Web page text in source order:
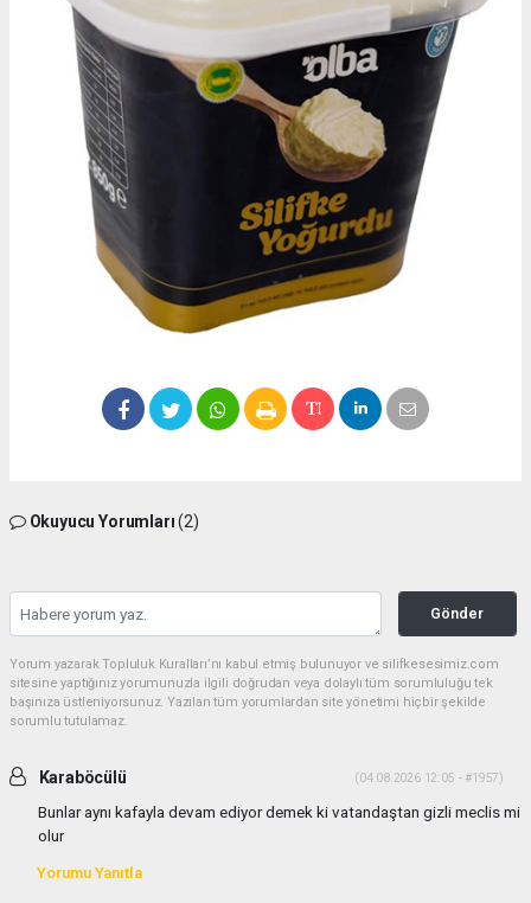
Okuyucu Yorumları(2)
Gönder
Yorum yazarak Topluluk Kuralları’nı kabul etmiş bulunuyor ve silifkesesimiz.com
sitesine yaptığınız yorumunuzla ilgili doğrudan veya dolaylı tüm sorumluluğu tek
başınıza üstleniyorsunuz. Yazılan tüm yorumlardan site yönetimi hiçbir şekilde
sorumlu tutulamaz.
Karaböcülü (04.08.2026 12:05 - #1957)
Bunlar aynı kafayla devam ediyor demek ki vatandaştan gizli meclis mi
olur
Yorumu Yanıtla